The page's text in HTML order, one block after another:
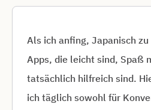
Als ich anfing, Japanisch
Apps, die leicht sind, Spaß
tatsächlich hilfreich sind.
ich täglich sowohl für